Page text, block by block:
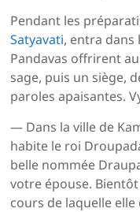
Pendant les
Satyavati, entra dans
Pandavas offrirent
sage, puis un siège,
paroles apaisantes.
— Dans la ville de
habite le roi
belle nommée
votre épouse.
cours de laquelle elle